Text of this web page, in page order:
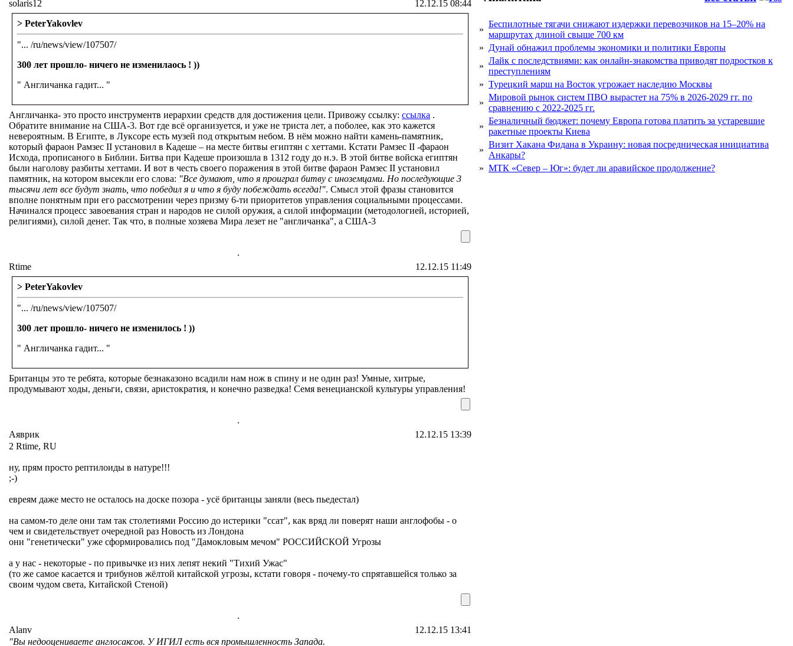
solaris12
12.12.15 08:44
> PeterYakovlev
"... /ru/news/view/107507/
300 лет прошло- ничего не изменилаось ! ))
" Англичанка гадит... "
Англичанка- это просто инструментв иерархии средств для достижения цели. Привожу ссылку: ссылка .
Обратите внимание на США-3. Вот где всё организуется, и уже не триста лет, а поболее, как это кажется
невероятным. В Египте, в Луксоре есть музей под открытым небом. В нём можно найти камень-памятник,
который фараон Рамзес II устано­вил в Кадеше – на месте битвы египтян с хеттами. Кстати Рамзес II -фараон
Исхода, прописаного в Библии. Битва при Ка­деше произошла в 1312 году до н.э. В этой битве войска египтян
были наголову разбиты хеттами. И вот в честь своего поражения в этой битве фараон Рамзес II установил
памятник, на котором вы­секли его слова: "Все думают, что я проиграл битву с инозем­цами. Но последующие 3
тысячи лет все будут знать, что по­бедил я и что я буду побеждать всегда!". Смысл этой фразы становится
вполне понятным при его рассмотрении через призму 6-ти приоритетов управления социальными процессами.
Начинался процесс завоевания стран и народов не силой оружия, а силой ин­формации (методологией, историей,
религиями), силой денег. Так что, в полные хозяева Мира лезет не "англичанка", а США-3
.
Rtime
12.12.15 11:49
> PeterYakovlev
"... /ru/news/view/107507/
300 лет прошло- ничего не изменилось ! ))
" Англичанка гадит... "
Британцы это те ребята, которые безнаказоно всадили нам нож в спину и не один раз! Умные, хитрые,
продумывают ходы, деньги, связи, аристократия, и конечно разведка! Семя венецианской культуры управления!
.
Аяврик
12.12.15 13:39
2 Rtime, RU
ну, прям просто рептилоиды в натуре!!!
;-)
евреям даже место не осталось на доске позора - усё британцы заняли (весь пьедестал)
на самом-то деле они там так столетиями Россию до истерики "ссат", как вряд ли поверят наши англофобы - о
чем и свидетельствует очередной раз Новость из Лондона
они "генетически" уже сформировались под "Дамокловым мечом" РОССИЙСКОЙ Угрозы
а у нас - некоторые - по привычке из них лепят некий "Тихий Ужас"
(то же самое касается и трибунов жёлтой китайской угрозы, кстати говоря - почему-то спрятавшейся только за
своим чудом света, Китайской Стеной)
.
Alanv
12.12.15 13:41
"Вы недооцениваете англосаксов. У ИГИЛ есть вся промышленность Запада.
»
Беспилотные тягачи снижают издержки перевозчиков на 15–20% на
маршрутах длиной свыше 700 км
» Дунай обнажил проблемы экономики и политики Европы
»
Лайк с последствиями: как онлайн-знакомства приводят подростков к
преступлениям
» Турецкий марш на Восток угрожает наследию Москвы
»
Мировой рынок систем ПВО вырастет на 75% в 2026-2029 гг. по
сравнению с 2022-2025 гг.
»
Безналичный бюджет: почему Европа готова платить за устаревшие
ракетные проекты Киева
»
Визит Хакана Фидана в Украину: новая посредническая инициатива
Анкары?
» МТК «Север – Юг»: будет ли аравийское продолжение?